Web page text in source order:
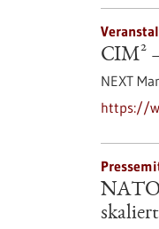
CIM²
NEXT
https://